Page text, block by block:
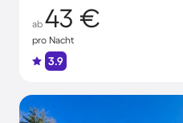
ab 43 €
pro Nacht
3.9